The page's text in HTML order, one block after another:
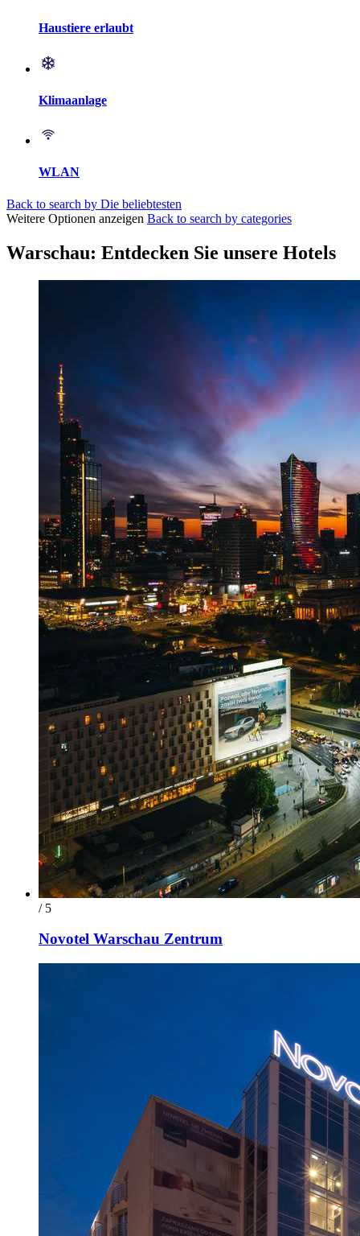
Haustiere erlaubt
Klimaanlage
WLAN
Back to search by Die beliebtesten
Weitere Optionen anzeigen Back to search by categories
Warschau: Entdecken Sie unsere Hotels
/ 5
Novotel Warschau Zentrum